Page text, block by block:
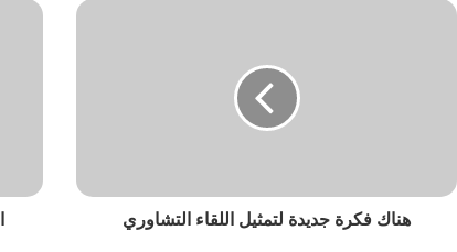
هناك فكرة جديدة لتمثيل اللقاء التشاوري